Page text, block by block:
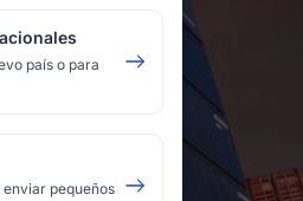
país o para
pequeños